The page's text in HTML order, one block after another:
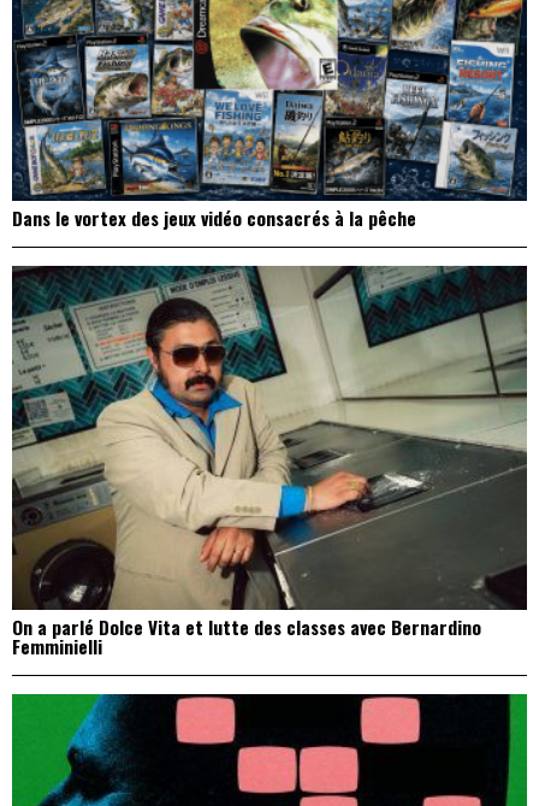
Dans le vortex des jeux vidéo consacrés à la pêche
On a parlé Dolce Vita et lutte des classes avec Bernardino
Femminielli